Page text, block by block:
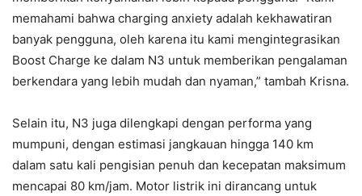
memahami bahwa charging anxiety adalah kekhawatiran
banyak pengguna, oleh karena itu kami mengintegrasikan
Boost Charge ke dalam N3 untuk memberikan pengalaman
berkendara yang lebih mudah dan nyaman,” tambah Krisna.
Selain itu, N3 juga dilengkapi dengan performa yang
mumpuni, dengan estimasi jangkauan hingga 140 km
dalam satu kali pengisian penuh dan kecepatan maksimum
mencapai 80 km/jam. Motor listrik ini dirancang untuk